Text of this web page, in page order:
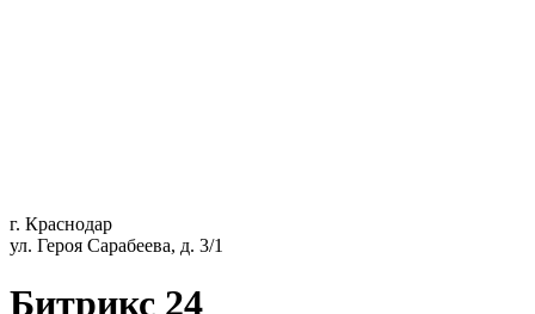
г. Краснодар
ул. Героя Сарабеева, д. 3/1
Битрикс 24